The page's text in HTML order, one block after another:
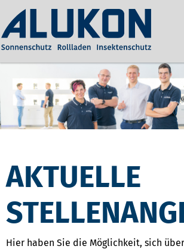
AKTUELLE
Hier haben Sie die Möglichkeit, sich